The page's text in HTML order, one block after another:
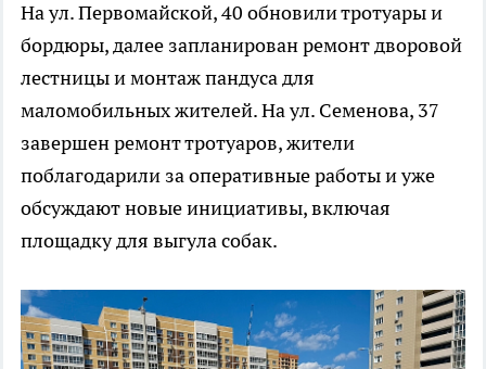
На ул. Первомайской, 40 обновили тротуары и
бордюры, далее запланирован ремонт дворовой
лестницы и монтаж пандуса для
маломобильных жителей. На ул. Семенова, 37
завершен ремонт тротуаров, жители
поблагодарили за оперативные работы и уже
обсуждают новые инициативы, включая
площадку для выгула собак.